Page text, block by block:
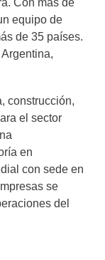
Con más de
equipo de
de 35 países.
construcción,
el sector
en
con sede en
se
del